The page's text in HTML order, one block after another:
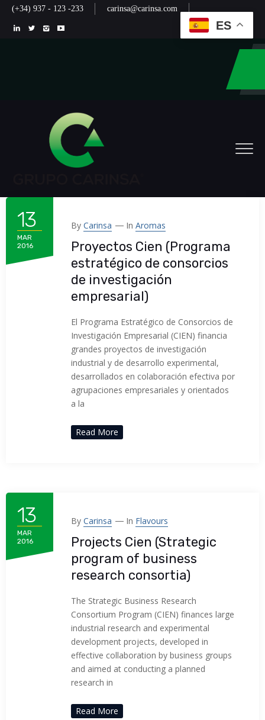
(+34) 937 - 123 -233 carinsa@carinsa.com
13
MAR
2016
By Carinsa In Aromas
Proyectos Cien (Programa
estratégico de consorcios
de investigación
empresarial)
El Programa Estratégico de Consorcios de
Investigación Empresarial (CIEN) financia
grandes proyectos de investigación
industrial y de desarrollo experimental,
desarrollados en colaboración efectiva por
agrupaciones empresariales y orientados
a la
Read More
13
MAR
2016
By Carinsa In Flavours
Projects Cien (Strategic
program of business
research consortia)
The Strategic Business Research
Consortium Program (CIEN) finances large
industrial research and experimental
development projects, developed in
effective collaboration by business groups
and aimed at conducting a planned
research in
Read More
ES